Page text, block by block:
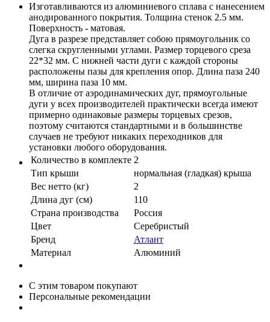
Изготавливаются из алюминиевого сплава с нанесением
анодированного покрытия. Толщина стенок 2.5 мм.
Поверхность - матовая.
Дуга в разрезе представляет собою прямоугольник со
слегка скругленными углами. Размер торцевого среза
22*32 мм. С нижней части дуги с каждой стороны
расположены пазы для крепления опор. Длина паза 240
мм, ширина паза 10 мм.
В отличие от аэродинамических дуг, прямоугольные
дуги у всех производителей практически всегда имеют
примерно одинаковые размеры торцевых срезов,
поэтому считаются стандартными и в большинстве
случаев не требуют никаких переходников для
установки любого оборудования.
Количество в комплекте 2
Тип крыши
нормальная (гладкая) крыша
Вес нетто (кг)
2
Длина дуг (см)
110
Страна производства
Россия
Цвет
Серебристый
Бренд
Атлант
Материал
Алюминий
С этим товаром покупают
Персональные рекомендации